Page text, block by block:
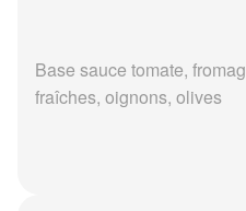
Base sauce tomate,
fraîches, oignons, olives